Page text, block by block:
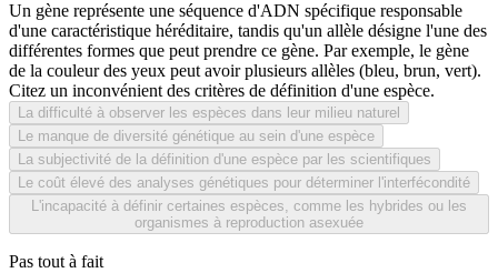
Un gène représente une séquence d'ADN spécifique responsable
d'une caractéristique héréditaire, tandis qu'un allèle désigne l'une des
différentes formes que peut prendre ce gène. Par exemple, le gène
de la couleur des yeux peut avoir plusieurs allèles (bleu, brun, vert).
Citez un inconvénient des critères de définition d'une espèce.
La difficulté à observer les espèces dans leur milieu naturel
Le manque de diversité génétique au sein d'une espèce
La subjectivité de la définition d'une espèce par les scientifiques
Le coût élevé des analyses génétiques pour déterminer l'interfécondité
L'incapacité à définir certaines espèces, comme les hybrides ou les
organismes à reproduction asexuée
Pas tout à fait